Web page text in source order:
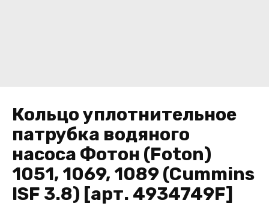
Кольцо уплотнительное
патрубка водяного
насоса Фотон (Foton)
1051, 1069, 1089 (Cummins
ISF 3.8) [арт. 4934749F]